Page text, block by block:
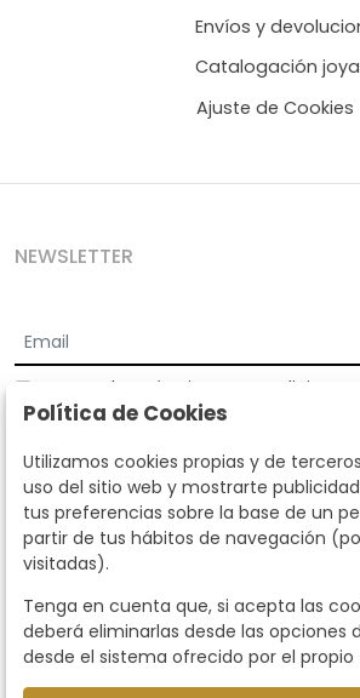
Envíos y
Catalogación
Ajuste de Cookies
NEWSLETTER
Acepto los Términos y Condiciones
privacidad
Según la LOPD y disposiciones de desarrollo,
datos personales serán tratados por parte de
finalidad de gestionar la relación comercial.
derechos de acceso, rectificación,
derechos en los términos establecidos en la
dirigiéndote a nosotros. Asimismo, nos puede
llamando al teléfono 915159584 o enviando
info@subastassegre.es
Este sitio está protegido por reCAPTCHA y se
Términos de servicio de
Política de Cookies
Utilizamos cookies propias y de
uso del sitio web y mostrarte
tus preferencias sobre la base de un
partir de tus hábitos de navegación
visitadas).
Tenga en cuenta que, si acepta las
deberá eliminarlas desde las opciones
desde el sistema ofrecido por el propio